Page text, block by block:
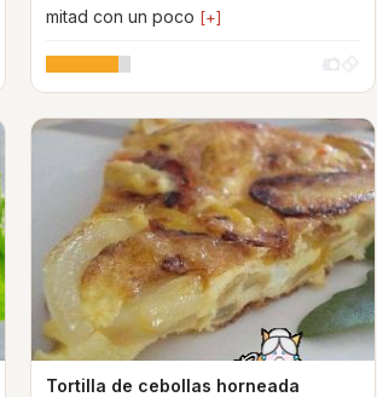
mitad con un poco [+]
Tortilla de cebollas horneada